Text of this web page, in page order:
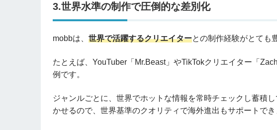
3.世界水準の制作で圧倒的な差別化
mobbは、 世界で活躍するクリエイターとの制作経験がとても
たとえば、YouTuber「Mr.Beast」やTikTokクリエイター「
例です。
ジャンルごとに、世界でホットな情報を常時チェックし蓄積
かせるので、世界基準のクオリティで海外進出もサポートでき